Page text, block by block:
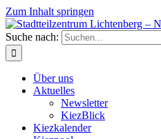
Zum Inhalt springen
Suche nach:
Über uns
Aktuelles
Newsletter
KiezBlick
Kiezkalender